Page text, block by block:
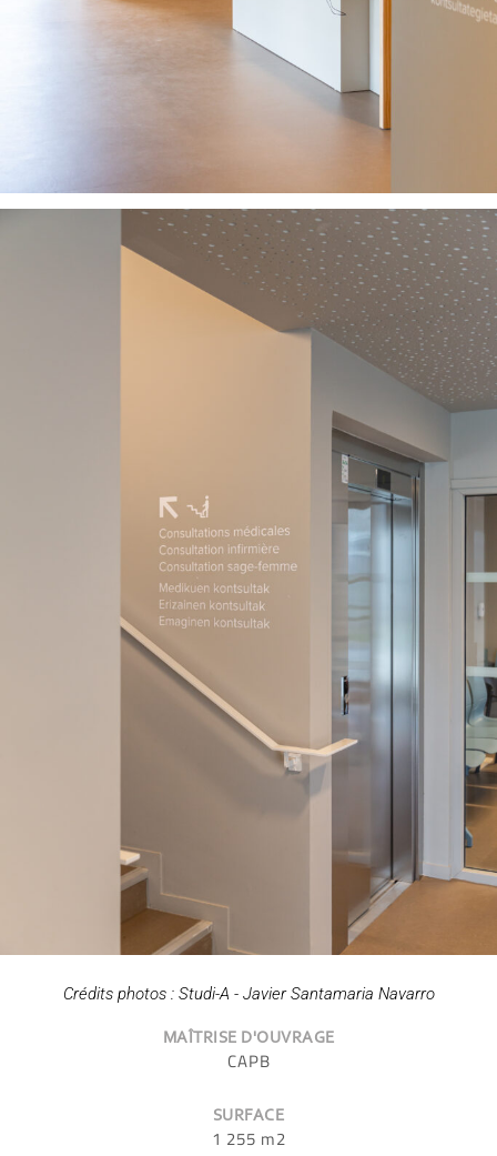
Crédits photos : Studi-A - Javier Santamaria Navarro
MAÎTRISE D'OUVRAGE
CAPB
SURFACE
1 255 m2